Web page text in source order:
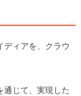
ィアを、クラウ
通じて、実現した